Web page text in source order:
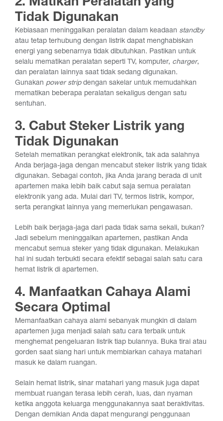
2. Matikan Peralatan yang
Tidak Digunakan
Kebiasaan meninggalkan peralatan dalam keadaan standby
atau tetap terhubung dengan listrik dapat menghabiskan
energi yang sebenarnya tidak dibutuhkan. Pastikan untuk
selalu mematikan peralatan seperti TV, komputer, charger,
dan peralatan lainnya saat tidak sedang digunakan.
Gunakan power stripdengan sakelar untuk memudahkan
mematikan beberapa peralatan sekaligus dengan satu
sentuhan.
3. Cabut Steker Listrik yang
Tidak Digunakan
Setelah mematikan perangkat elektronik, tak ada salahnya
Anda berjaga-jaga dengan mencabut steker listrik yang tidak
digunakan. Sebagai contoh, jika Anda jarang berada di unit
apartemen maka lebih baik cabut saja semua peralatan
elektronik yang ada. Mulai dari TV, termos listrik, kompor,
serta perangkat lainnya yang memerlukan pengawasan.
Lebih baik berjaga-jaga dari pada tidak sama sekali, bukan?
Jadi sebelum meninggalkan apartemen, pastikan Anda
mencabut semua steker yang tidak digunakan. Melakukan
hal ini sudah terbukti secara efektif sebagai salah satu cara
hemat listrik di apartemen.
4. Manfaatkan Cahaya Alami
Secara Optimal
Memanfaatkan cahaya alami sebanyak mungkin di dalam
apartemen juga menjadi salah satu cara terbaik untuk
menghemat pengeluaran listrik tiap bulannya. Buka tirai atau
gorden saat siang hari untuk membiarkan cahaya matahari
masuk ke dalam ruangan.
Selain hemat listrik, sinar matahari yang masuk juga dapat
membuat ruangan terasa lebih cerah, luas, dan nyaman
ketika anggota keluarga menggunakannya saat beraktivitas.
Dengan demikian Anda dapat mengurangi penggunaan